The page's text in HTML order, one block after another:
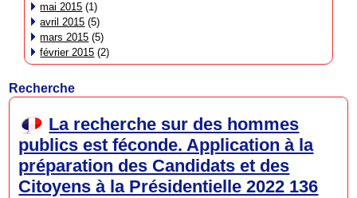
mai 2015 (1)
avril 2015 (5)
mars 2015 (5)
février 2015 (2)
Recherche
La recherche sur des hommes
publics est féconde. Application à la
préparation des Candidats et des
Citoyens à la Présidentielle 2022 136